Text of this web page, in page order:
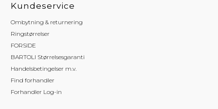
Kundeservice
Ombytning & returnering
Ringstørrelser
FORSIDE
BARTOLI Størrelsesgaranti
Handelsbetingelser m.v.
Find forhandler
Forhandler Log-in